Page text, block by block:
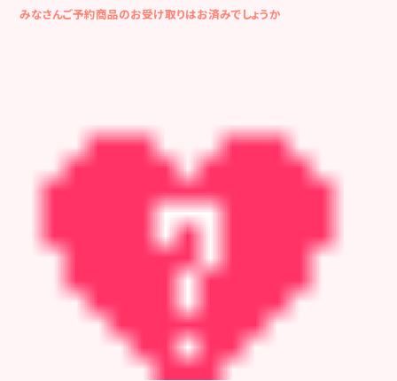
みなさんご予約商品のお受け取りはお済みでしょうか